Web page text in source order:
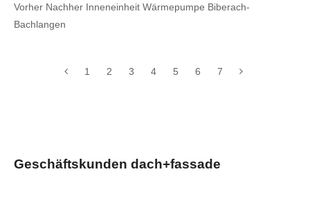
Vorher Nachher Inneneinheit Wärmepumpe Biberach-
Bachlangen
1 2 3 4 5 6 7
Geschäftskunden dach+fassade